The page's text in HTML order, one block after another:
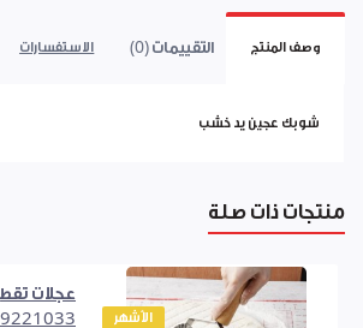
وصف المنتج التقييمات (0) الاستفسارات
شوبك عجين يد خشب
منتجات ذات صلة
الأشهر
عجلات
9221033